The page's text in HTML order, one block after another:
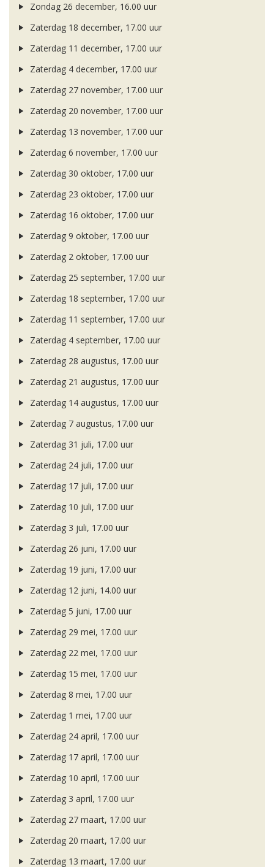
Zondag 26 december, 16.00 uur
Zaterdag 18 december, 17.00 uur
Zaterdag 11 december, 17.00 uur
Zaterdag 4 december, 17.00 uur
Zaterdag 27 november, 17.00 uur
Zaterdag 20 november, 17.00 uur
Zaterdag 13 november, 17.00 uur
Zaterdag 6 november, 17.00 uur
Zaterdag 30 oktober, 17.00 uur
Zaterdag 23 oktober, 17.00 uur
Zaterdag 16 oktober, 17.00 uur
Zaterdag 9 oktober, 17.00 uur
Zaterdag 2 oktober, 17.00 uur
Zaterdag 25 september, 17.00 uur
Zaterdag 18 september, 17.00 uur
Zaterdag 11 september, 17.00 uur
Zaterdag 4 september, 17.00 uur
Zaterdag 28 augustus, 17.00 uur
Zaterdag 21 augustus, 17.00 uur
Zaterdag 14 augustus, 17.00 uur
Zaterdag 7 augustus, 17.00 uur
Zaterdag 31 juli, 17.00 uur
Zaterdag 24 juli, 17.00 uur
Zaterdag 17 juli, 17.00 uur
Zaterdag 10 juli, 17.00 uur
Zaterdag 3 juli, 17.00 uur
Zaterdag 26 juni, 17.00 uur
Zaterdag 19 juni, 17.00 uur
Zaterdag 12 juni, 14.00 uur
Zaterdag 5 juni, 17.00 uur
Zaterdag 29 mei, 17.00 uur
Zaterdag 22 mei, 17.00 uur
Zaterdag 15 mei, 17.00 uur
Zaterdag 8 mei, 17.00 uur
Zaterdag 1 mei, 17.00 uur
Zaterdag 24 april, 17.00 uur
Zaterdag 17 april, 17.00 uur
Zaterdag 10 april, 17.00 uur
Zaterdag 3 april, 17.00 uur
Zaterdag 27 maart, 17.00 uur
Zaterdag 20 maart, 17.00 uur
Zaterdag 13 maart, 17.00 uur